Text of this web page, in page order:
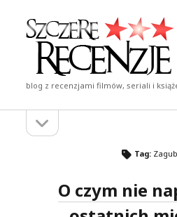
Szczere
Recenzje
blog z recenzjami filmów, seriali i
Pasekpasek
Tag:
O czym nie